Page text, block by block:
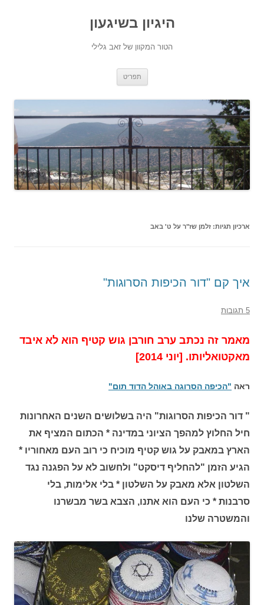
היגיון בשיגעון
הטור המקוון של זאב גלילי
תפריט
ארכיון תגיות: זלמן שז"ר על ט' באב
איך קם "דור הכיפות הסרוגות"
5 תגובות
מאמר זה נכתב ערב חורבן גוש קטיף הוא לא איבד
מאקטואליותו. [יוני 2014]
ראה "הכיפה הסרוגה באוהל הדוד תום"
" דור הכיפות הסרוגות" היה בשלושים השנים האחרונות
חיל החלוץ למהפך הציוני במדינה * הכתום המציף את
הארץ במאבק על גוש קטיף מוכיח כי רוב העם מאחוריו *
הגיע הזמן "להחליף דיסקט" ולחשוב לא על הפגנה נגד
השלטון אלא מאבק על השלטון * בלי אלימות, בלי
סרבנות * כי העם הוא אתנו, הצבא בשר מבשרנו
והמשטרה שלנו